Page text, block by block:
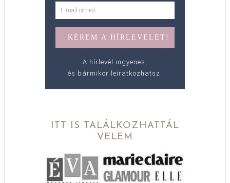
A hírlevél ingyenes,
és bármikor leiratkozhatsz.
ITT IS TALÁLKOZHATTÁL
VELEM